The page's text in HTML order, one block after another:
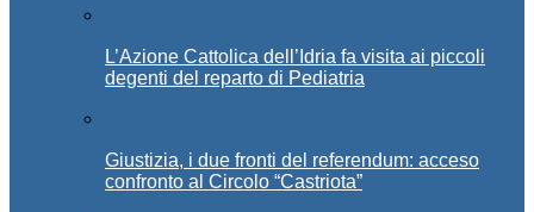
L’Azione Cattolica dell’Idria fa visita ai piccoli
degenti del reparto di Pediatria
Giustizia, i due fronti del referendum: acceso
confronto al Circolo “Castriota”